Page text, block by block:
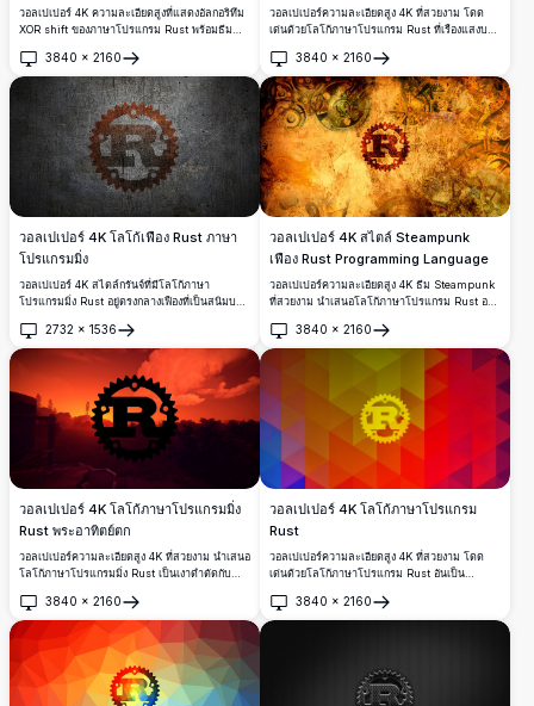
วอลเปเปอร์ 4K ความละเอียดสูงที่แสดงอัลกอริทึม
XOR shift ของภาษาโปรแกรม Rust พร้อมธีม
การระดับบิต และพื้นหลังสีเข้มที่สะอาดตา เหมาะ
สำหรับนักพัฒนาและโปรแกรมเมอร์
3840 × 2160
เปิด
วอลเปเปอร์ความละเอียดสูง 4K ที่สวยงาม โดด
เด่นด้วยโลโก้ภาษาโปรแกรม Rust ที่เรืองแสงบน
และสีม่วงที่สดใส เหมาะสำหรับนักพัฒนาและผู้ที่
ชื่นชอบเทคโนโลยี
3840 × 2160
เปิด
วอลเปเปอร์ 4K โลโก้เฟือง Rust ภาษา
โปรแกรมมิ่ง
วอลเปเปอร์ 4K สไตล์กรันจ์ที่มีโลโก้ภาษา
โปรแกรมมิ่ง Rust อยู่ตรงกลางเฟืองที่เป็นสนิมบน
พัฒนาและผู้ที่ชื่นชอบเทคโนโลยีที่ต้องการพื้นหลัง
เดสก์ท็อปความละเอียดสูง
2732 × 1536
เปิด
วอลเปเปอร์ 4K สไตล์ Steampunk
เฟือง Rust Programming Language
วอลเปเปอร์ความละเอียดสูง 4K ธีม Steampunk
ที่สวยงาม นำเสนอโลโก้ภาษาโปรแกรม Rust อยู่
ด้วยรายละเอียดเฟืองและกลไกนาฬิกาที่ซับซ้อน
3840 × 2160
เปิด
วอลเปเปอร์ 4K โลโก้ภาษาโปรแกรมมิ่ง
Rust พระอาทิตย์ตก
วอลเปเปอร์ความละเอียดสูง 4K ที่สวยงาม นำเสนอ
โลโก้ภาษาโปรแกรมมิ่ง Rust เป็นเงาดำตัดกับ
เงาต้นไม้สีเข้มและเมฆเรืองแสงในพื้นหลัง
3840 × 2160
เปิด
วอลเปเปอร์ 4K โลโก้ภาษาโปรแกรม
Rust
วอลเปเปอร์ความละเอียดสูง 4K ที่สวยงาม โดด
เด่นด้วยโลโก้ภาษาโปรแกรม Rust อันเป็น
โพลีที่สดใส ประกอบด้วยลวดลายสามเหลี่ยมสีแดง
ส้ม เหลือง และน้ำเงินที่โดดเด่น
3840 × 2160
เปิด